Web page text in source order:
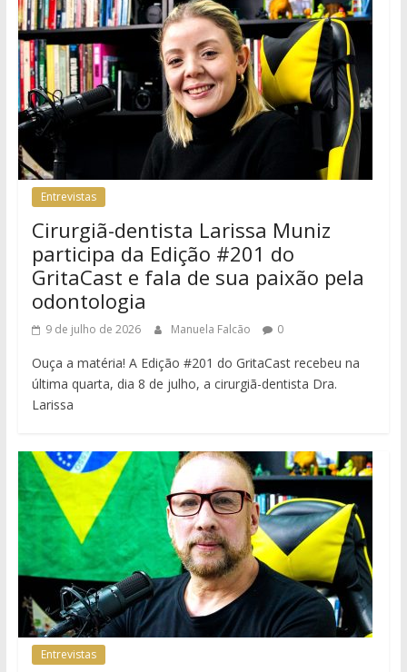
Entrevistas
Cirurgiã-dentista Larissa Muniz
participa da Edição #201 do
GritaCast e fala de sua paixão pela
odontologia
9 de julho de 2026 Manuela Falcão 0
Ouça a matéria! A Edição #201 do GritaCast recebeu na
última quarta, dia 8 de julho, a cirurgiã-dentista Dra.
Larissa
Entrevistas